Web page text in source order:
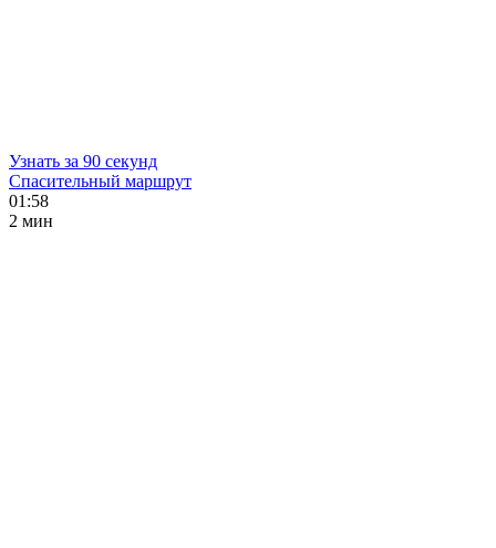
Узнать за 90 секунд
Спасительный маршрут
01:58
2 мин